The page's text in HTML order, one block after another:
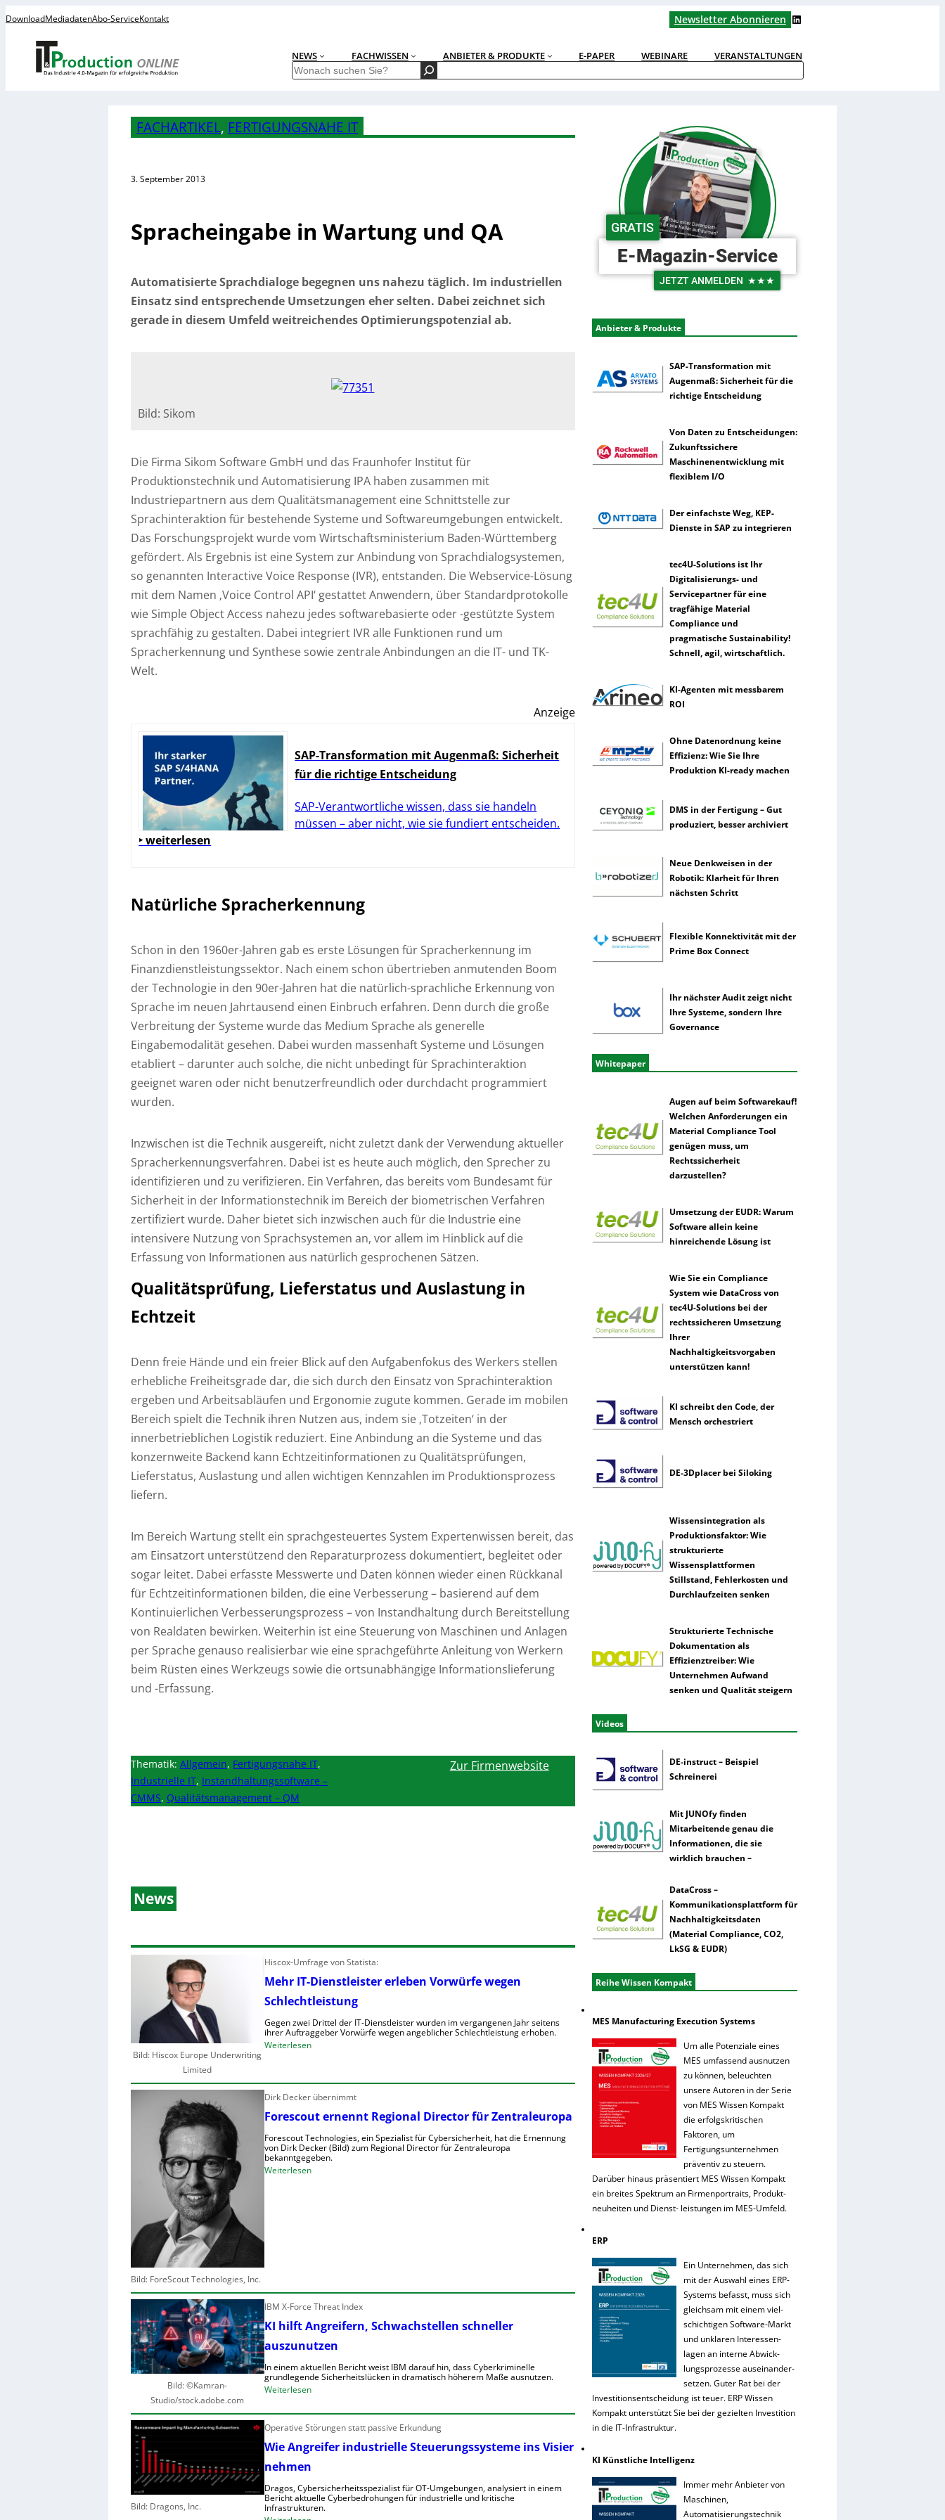
DownloadMediadatenAbo-ServiceKontakt Newsletter Abonnieren LinkedIn
NEWS FACHWISSEN ANBIETER & PRODUKTE E-PAPER WEBINARE VERANSTALTUNGEN
S
h
e
FACHARTIKEL, FERTIGUNGSNAHE IT
3. September 2013
Spracheingabe in Wartung und QA
Automatisierte Sprachdialoge begegnen uns nahezu täglich. Im industriellen
Einsatz sind entsprechende Umsetzungen eher selten. Dabei zeichnet sich
gerade in diesem Umfeld weitreichendes Optimierungspotenzial ab.
Bild: Sikom
Die Firma Sikom Software GmbH und das Fraunhofer Institut für
Produktionstechnik und Automatisierung IPA haben zusammen mit
Industriepartnern aus dem Qualitätsmanagement eine Schnittstelle zur
Sprachinteraktion für bestehende Systeme und Softwareumgebungen entwickelt.
Das Forschungsprojekt wurde vom Wirtschaftsministerium Baden-Württemberg
gefördert. Als Ergebnis ist eine System zur Anbindung von Sprachdialogsystemen,
so genannten Interactive Voice Response (IVR), entstanden. Die Webservice-Lösung
mit dem Namen ‚Voice Control API‘ gestattet Anwendern, über Standardprotokolle
wie Simple Object Access nahezu jedes softwarebasierte oder -gestützte System
sprachfähig zu gestalten. Dabei integriert IVR alle Funktionen rund um
Spracherkennung und Synthese sowie zentrale Anbindungen an die IT- und TK-
Welt.
Anzeige
SAP-Transformation mit Augenmaß: Sicherheit
für die richtige Entscheidung
SAP-Verantwortliche wissen, dass sie handeln
müssen – aber nicht, wie sie fundiert entscheiden.
‣ weiterlesen
Natürliche Spracherkennung
Schon in den 1960er-Jahren gab es erste Lösungen für Spracherkennung im
Finanzdienstleistungssektor. Nach einem schon übertrieben anmutenden Boom
der Technologie in den 90er-Jahren hat die natürlich-sprachliche Erkennung von
Sprache im neuen Jahrtausend einen Einbruch erfahren. Denn durch die große
Verbreitung der Systeme wurde das Medium Sprache als generelle
Eingabemodalität gesehen. Dabei wurden massenhaft Systeme und Lösungen
etabliert – darunter auch solche, die nicht unbedingt für Sprachinteraktion
geeignet waren oder nicht benutzerfreundlich oder durchdacht programmiert
wurden.
Inzwischen ist die Technik ausgereift, nicht zuletzt dank der Verwendung aktueller
Spracherkennungsverfahren. Dabei ist es heute auch möglich, den Sprecher zu
identifizieren und zu verifizieren. Ein Verfahren, das bereits vom Bundesamt für
Sicherheit in der Informationstechnik im Bereich der biometrischen Verfahren
zertifiziert wurde. Daher bietet sich inzwischen auch für die Industrie eine
intensivere Nutzung von Sprachsystemen an, vor allem im Hinblick auf die
Erfassung von Informationen aus natürlich gesprochenen Sätzen.
Qualitätsprüfung, Lieferstatus und Auslastung in
Echtzeit
Denn freie Hände und ein freier Blick auf den Aufgabenfokus des Werkers stellen
erhebliche Freiheitsgrade dar, die sich durch den Einsatz von Sprachinteraktion
ergeben und Arbeitsabläufen und Ergonomie zugute kommen. Gerade im mobilen
Bereich spielt die Technik ihren Nutzen aus, indem sie ‚Totzeiten‘ in der
innerbetrieblichen Logistik reduziert. Eine Anbindung an die Systeme und das
konzernweite Backend kann Echtzeitinformationen zu Qualitätsprüfungen,
Lieferstatus, Auslastung und allen wichtigen Kennzahlen im Produktionsprozess
liefern.
Im Bereich Wartung stellt ein sprachgesteuertes System Expertenwissen bereit, das
am Einsatzort unterstützend den Reparaturprozess dokumentiert, begleitet oder
sogar leitet. Dabei erfasste Messwerte und Daten können wieder einen Rückkanal
für Echtzeitinformationen bilden, die eine Verbesserung – basierend auf dem
Kontinuierlichen Verbesserungsprozess – von Instandhaltung durch Bereitstellung
von Realdaten bewirken. Weiterhin ist eine Steuerung von Maschinen und Anlagen
per Sprache genauso realisierbar wie eine sprachgeführte Anleitung von Werkern
beim Rüsten eines Werkzeugs sowie die ortsunabhängige Informationslieferung
und -Erfassung.
Thematik:Allgemein, Fertigungsnahe IT,
Industrielle IT, Instandhaltungssoftware –
CMMS, Qualitätsmanagement – QM
Zur Firmenwebsite
News
Bild: Hiscox Europe Underwriting
Limited
Hiscox-Umfrage von Statista:
Mehr IT-Dienstleister erleben Vorwürfe wegen
Schlechtleistung
Gegen zwei Drittel der IT-Dienstleister wurden im vergangenen Jahr seitens
ihrer Auftraggeber Vorwürfe wegen angeblicher Schlechtleistung erhoben.
Weiterlesen:
r
I
-
D
i
s
t
e
r
l
b
e
n
o
r
w
ü
Bild: ForeScout Technologies, Inc.
Dirk Decker übernimmt
Forescout ernennt Regional Director für Zentraleuropa
Forescout Technologies, ein Spezialist für Cybersicherheit, hat die Ernennung
von Dirk Decker (Bild) zum Regional Director für Zentraleuropa
bekanntgegeben.
Weiterlesen:
r
n
n
n
g
i
n
a
Bild: ©Kamran-
Studio/stock.adobe.com
IBM X-Force Threat Index
KI hilft Angreifern, Schwachstellen schneller
auszunutzen
In einem aktuellen Bericht weist IBM darauf hin, dass Cyberkriminelle
grundlegende Sicherheitslücken in dramatisch höherem Maße ausnutzen.
Weiterlesen:
I
h
i
t
A
Bild: Dragons, Inc.
Operative Störungen statt passive Erkundung
Wie Angreifer industrielle Steuerungssysteme ins Visier
nehmen
Dragos, Cybersicherheitsspezialist für OT-Umgebungen, analysiert in einem
Bericht aktuelle Cyberbedrohungen für industrielle und kritische
Infrastrukturen.
GRATIS
E-Magazin-Service
JETZT ANMELDEN ★★★
Anbieter & Produkte
SAP-Transformation mit
Augenmaß: Sicherheit für die
richtige Entscheidung
Von Daten zu Entscheidungen:
Zukunftssichere
Maschinenentwicklung mit
flexiblem I/O
Der einfachste Weg, KEP-
Dienste in SAP zu integrieren
tec4U-Solutions ist Ihr
Digitalisierungs- und
Servicepartner für eine
tragfähige Material
Compliance und
pragmatische Sustainability!
Schnell, agil, wirtschaftlich.
KI-Agenten mit messbarem
ROI
Ohne Datenordnung keine
Effizienz: Wie Sie Ihre
Produktion KI-ready machen
DMS in der Fertigung – Gut
produziert, besser archiviert
Neue Denkweisen in der
Robotik: Klarheit für Ihren
nächsten Schritt
Flexible Konnektivität mit der
Prime Box Connect
Ihr nächster Audit zeigt nicht
Ihre Systeme, sondern Ihre
Governance
Whitepaper
Augen auf beim Softwarekauf!
Welchen Anforderungen ein
Material Compliance Tool
genügen muss, um
Rechtssicherheit
darzustellen?
Umsetzung der EUDR: Warum
Software allein keine
hinreichende Lösung ist
Wie Sie ein Compliance
System wie DataCross von
tec4U-Solutions bei der
rechtssicheren Umsetzung
Ihrer
Nachhaltigkeitsvorgaben
unterstützen kann!
KI schreibt den Code, der
Mensch orchestriert
DE-3Dplacer bei Siloking
Wissensintegration als
Produktionsfaktor: Wie
strukturierte
Wissensplattformen
Stillstand, Fehlerkosten und
Durchlaufzeiten senken
Strukturierte Technische
Dokumentation als
Effizienztreiber: Wie
Unternehmen Aufwand
senken und Qualität steigern
Videos
DE-instruct – Beispiel
Schreinerei
Mit JUNOfy finden
Mitarbeitende genau die
Informationen, die sie
wirklich brauchen –
DataCross –
Kommunikationsplattform für
Nachhaltigkeitsdaten
(Material Compliance, CO2,
LkSG & EUDR)
Reihe Wissen Kompakt
MES Manufacturing Execution Systems
Um alle Potenziale eines
MES umfassend ausnutzen
zu können, beleuchten
unsere Autoren in der Serie
von MES Wissen Kompakt
die erfolgskritischen
Faktoren, um
Fertigungsunternehmen
präventiv zu steuern.
Darüber hinaus präsentiert MES Wissen Kompakt
ein breites Spektrum an Firmenportraits, Produkt-
neuheiten und Dienst- leistungen im MES-Umfeld.
ERP
Ein Unternehmen, das sich
mit der Auswahl eines ERP-
Systems befasst, muss sich
gleichsam mit einem viel-
schichtigen Software-Markt
und unklaren Interessen-
lagen an interne Abwick-
lungsprozesse auseinander-
setzen. Guter Rat bei der
Investitionsentscheidung ist teuer. ERP Wissen
Kompakt unterstützt Sie bei der gezielten Investition
in die IT-Infrastruktur.
KI Künstliche Intelligenz
Immer mehr Anbieter von
Maschinen,
Automatisierungstechnik